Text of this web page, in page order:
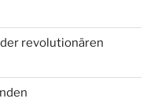
revolutionären